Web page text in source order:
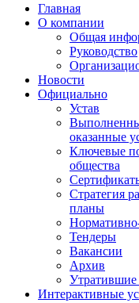
Главная
О компании
Общая
Руководство
Новости
Официально
Устав
оказанные
Ключевые
общества
Стратегия
планы
Тендеры
Вакансии
Архив
Утратившие
Интерактивные